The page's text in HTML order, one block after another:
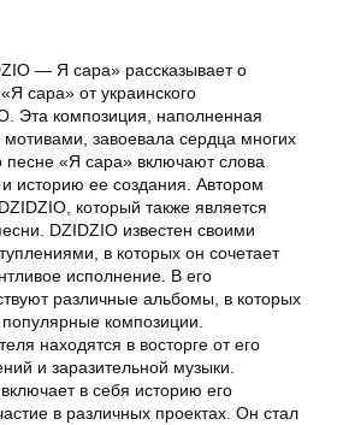
— Я сара» рассказывает о
сара» от украинского
Эта композиция, наполненная
завоевала сердца многих
«Я сара» включают слова
историю ее создания. Автором
который также является
DZIDZIO известен своими
в которых он сочетает
исполнение. В его
различные альбомы, в которых
композиции.
находятся в восторге от его
и заразительной музыки.
в себя историю его
в различных проектах. Он стал